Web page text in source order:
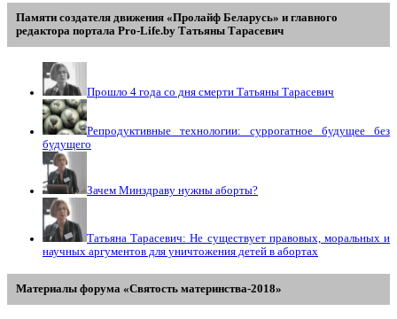
Памяти создателя движения «Пролайф Беларусь» и главного
редактора портала Pro-Life.by Tатьяны Tарасевич
Прошло 4 года со дня смерти Татьяны Тарасевич
Репродуктивные технологии: суррогатное будущее без
будущего
Зачем Минздраву нужны аборты?
Татьяна Тарасевич: Не существует правовых, моральных и
научных аргументов для уничтожения детей в абортах
Материалы форума «Святость материнства-2018»